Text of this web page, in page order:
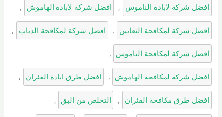
افضل شركة لابادة الناموس , افضل شركة لابادة الهاموش ,
افضل شركة لمكافحة الثعابين , افضل شركة لمكافحة الذباب ,
افضل شركة لمكافحة الناموس ,
افضل شركة لمكافحة الهاموش , افضل طرق ابادة الفئران ,
افضل طرق مكافحة الفئران , التخلص من البق ,